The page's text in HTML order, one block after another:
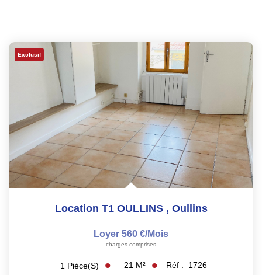
Exclusif
Location T1 OULLINS , Oullins
Loyer 560 €/mois
charges comprises
1 Pièce(s) 21 M² Réf : 1726